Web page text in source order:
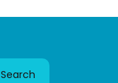
Search